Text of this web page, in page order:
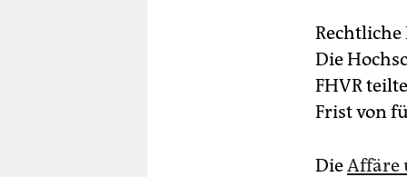
Die
FHVR
Frist von
DieAffäre